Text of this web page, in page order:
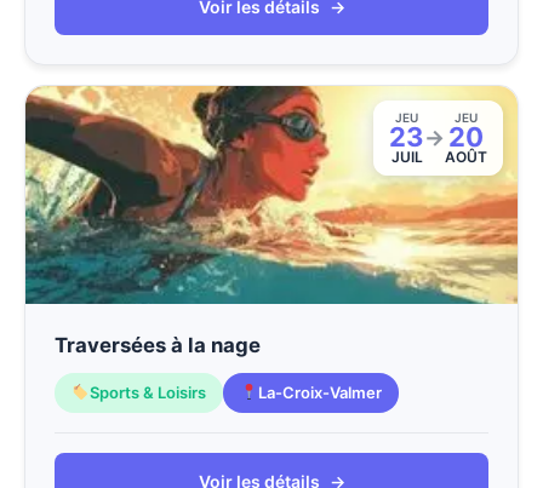
Voir les détails →
JEU
23
JUIL
→
JEU
20
AOÛT
Traversées à la nage
Sports & Loisirs La-Croix-Valmer
Voir les détails →